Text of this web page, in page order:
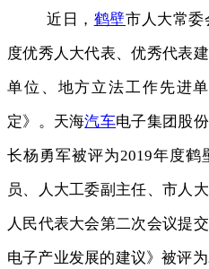
近日， 鹤壁市人大常委
度优秀人大代表、优秀代表
单位、地方立法工作先进
定》。天海汽车电子集团股
长杨勇军被评为2019年度
员、人大工委副主任、市人
人民代表大会第二次会议提
电子产业发展的建议》被评